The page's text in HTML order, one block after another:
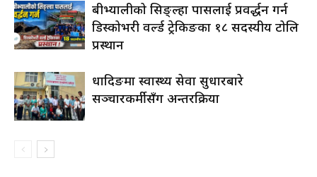
रुबीभ्यालीको सिङ्ल्हा पासलाई प्रवर्द्धन गर्न
डिस्कोभरी वर्ल्ड ट्रेकिङका १८ सदस्यीय टोलि
प्रस्थान
धादिङमा स्वास्थ्य सेवा सुधारबारे
सञ्चारकर्मीसँग अन्तरक्रिया